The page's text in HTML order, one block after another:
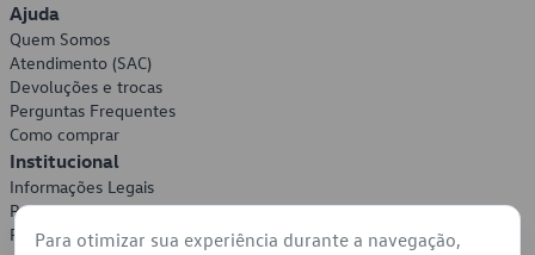
Ajuda
Quem Somos
Atendimento (SAC)
Devoluções e trocas
Perguntas Frequentes
Como comprar
Institucional
Informações Legais
Política de Privacidade
Política de Cookies
Para otimizar sua experiência durante a navegação,